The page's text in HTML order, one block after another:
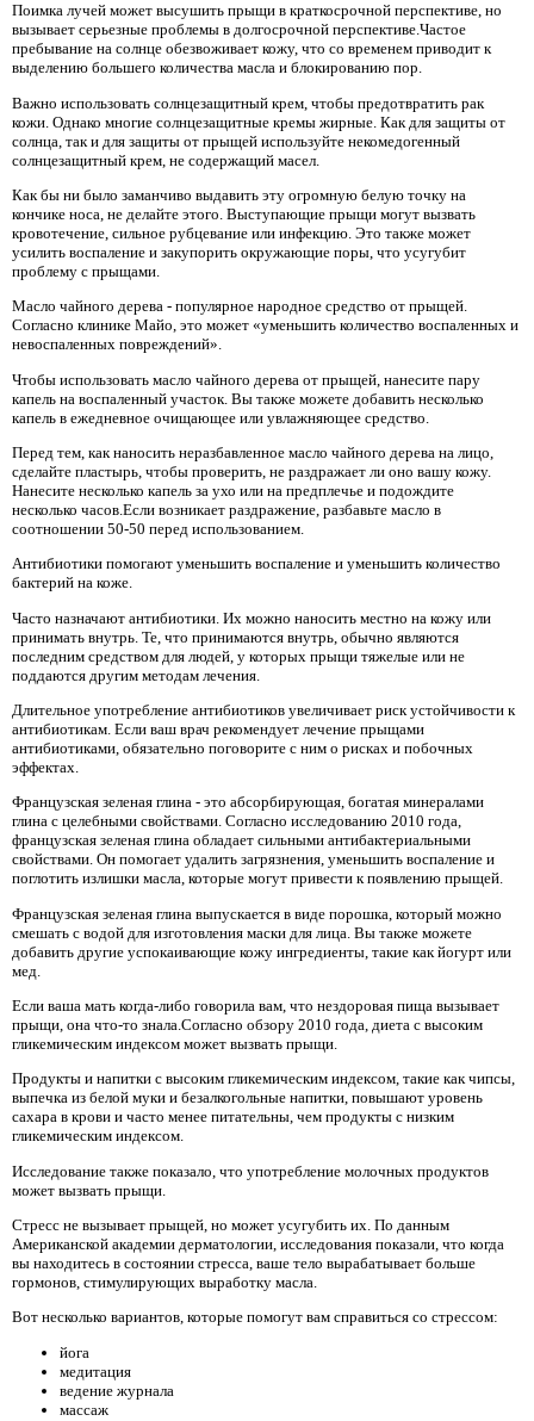
Поимка лучей может высушить прыщи в краткосрочной перспективе, но
вызывает серьезные проблемы в долгосрочной перспективе.Частое
пребывание на солнце обезвоживает кожу, что со временем приводит к
выделению большего количества масла и блокированию пор.
Важно использовать солнцезащитный крем, чтобы предотвратить рак
кожи. Однако многие солнцезащитные кремы жирные. Как для защиты от
солнца, так и для защиты от прыщей используйте некомедогенный
солнцезащитный крем, не содержащий масел.
Как бы ни было заманчиво выдавить эту огромную белую точку на
кончике носа, не делайте этого. Выступающие прыщи могут вызвать
кровотечение, сильное рубцевание или инфекцию. Это также может
усилить воспаление и закупорить окружающие поры, что усугубит
проблему с прыщами.
Масло чайного дерева - популярное народное средство от прыщей.
Согласно клинике Майо, это может «уменьшить количество воспаленных и
невоспаленных повреждений».
Чтобы использовать масло чайного дерева от прыщей, нанесите пару
капель на воспаленный участок. Вы также можете добавить несколько
капель в ежедневное очищающее или увлажняющее средство.
Перед тем, как наносить неразбавленное масло чайного дерева на лицо,
сделайте пластырь, чтобы проверить, не раздражает ли оно вашу кожу.
Нанесите несколько капель за ухо или на предплечье и подождите
несколько часов.Если возникает раздражение, разбавьте масло в
соотношении 50-50 перед использованием.
Антибиотики помогают уменьшить воспаление и уменьшить количество
бактерий на коже.
Часто назначают антибиотики. Их можно наносить местно на кожу или
принимать внутрь. Те, что принимаются внутрь, обычно являются
последним средством для людей, у которых прыщи тяжелые или не
поддаются другим методам лечения.
Длительное употребление антибиотиков увеличивает риск устойчивости к
антибиотикам. Если ваш врач рекомендует лечение прыщами
антибиотиками, обязательно поговорите с ним о рисках и побочных
эффектах.
Французская зеленая глина - это абсорбирующая, богатая минералами
глина с целебными свойствами. Согласно исследованию 2010 года,
французская зеленая глина обладает сильными антибактериальными
свойствами. Он помогает удалить загрязнения, уменьшить воспаление и
поглотить излишки масла, которые могут привести к появлению прыщей.
Французская зеленая глина выпускается в виде порошка, который можно
смешать с водой для изготовления маски для лица. Вы также можете
добавить другие успокаивающие кожу ингредиенты, такие как йогурт или
мед.
Если ваша мать когда-либо говорила вам, что нездоровая пища вызывает
прыщи, она что-то знала.Согласно обзору 2010 года, диета с высоким
гликемическим индексом может вызвать прыщи.
Продукты и напитки с высоким гликемическим индексом, такие как чипсы,
выпечка из белой муки и безалкогольные напитки, повышают уровень
сахара в крови и часто менее питательны, чем продукты с низким
гликемическим индексом.
Исследование также показало, что употребление молочных продуктов
может вызвать прыщи.
Стресс не вызывает прыщей, но может усугубить их. По данным
Американской академии дерматологии, исследования показали, что когда
вы находитесь в состоянии стресса, ваше тело вырабатывает больше
гормонов, стимулирующих выработку масла.
Вот несколько вариантов, которые помогут вам справиться со стрессом:
йога
медитация
ведение журнала
массаж